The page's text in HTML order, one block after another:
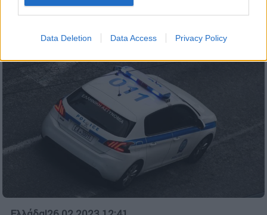
Data Deletion Data Access Privacy Policy